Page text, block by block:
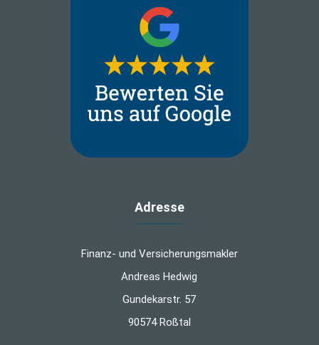
Adresse
Finanz- und Versicherungsmakler
Andreas Hedwig
Gundekarstr. 57
90574 Roßtal